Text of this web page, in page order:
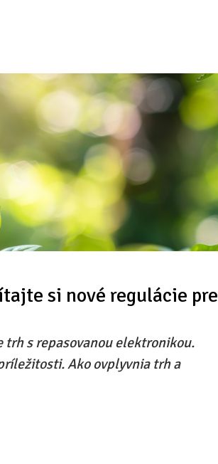
si nové regulácie pre
trh s repasovanou elektronikou.
Ako ovplyvnia trh a